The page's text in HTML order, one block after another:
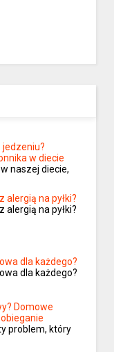
jedzeniu?
w diecie
naszej diecie,
alergią na pyłki?
alergią na pyłki?
dla każdego?
dla każdego?
Domowe
problem, który